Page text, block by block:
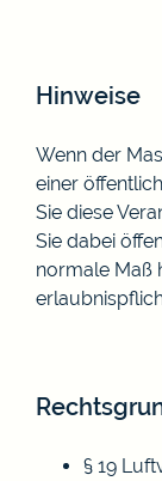
Hinweise
Wenn der
einer
Sie diese
Sie dabei
normale Maß
§ 19